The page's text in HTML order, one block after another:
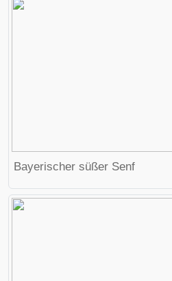
Bayerischer süßer Senf